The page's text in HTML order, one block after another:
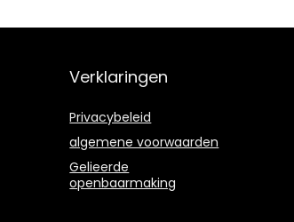
Verklaringen
Privacybeleid
algemene voorwaarden
Gelieerde
openbaarmaking